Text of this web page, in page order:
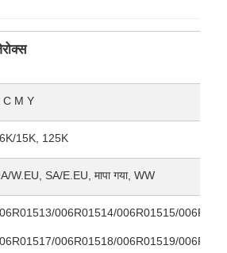
C M Y
15K, 125K
W.EU, SA/E.EU, मापा गया, WW
006R01514/006R01515/
006R01518/006R01519/